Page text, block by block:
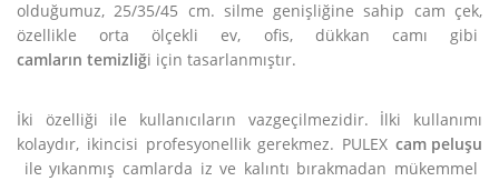
olduğumuz, 25/35/45 cm. silme genişliğine sahip cam çek,
özellikle orta ölçekli ev, ofis, dükkan camı gibi
camların temizliği için tasarlanmıştır.
İki özelliği ile kullanıcıların vazgeçilmezidir. İlki kullanımı
kolaydır, ikincisi profesyonellik gerekmez. PULEX cam peluşu
ile yıkanmış camlarda iz ve kalıntı bırakmadan mükemmel